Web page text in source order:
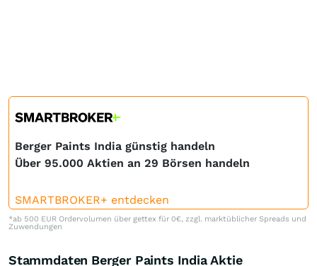
Berger Paints India günstig handeln
Über 95.000 Aktien an 29 Börsen handeln
SMARTBROKER+ entdecken
*ab 500 EUR Ordervolumen über gettex für 0€, zzgl. marktüblicher Spreads und
Zuwendungen
Stammdaten Berger Paints India Aktie